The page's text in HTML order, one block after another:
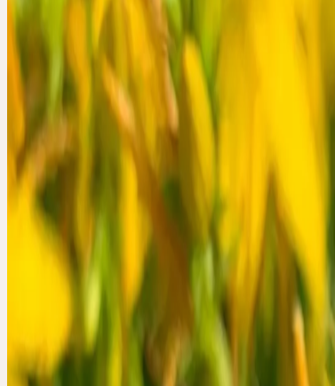
NERVEN
Dieses Seminar vermittelt, wie Heilpflanzen auf zentrale
Gesundheit – Abwehrkraft, seelische Balance und
angewendet werden können. Der Seminartag ist in zwei
gegliedert, die jeweils eine Tageshälfte füllen und
Apothekerin Dr. Stephanie Schaffer vermittelt fundiertes
Therapiekonzepte. Die TeilnehmerInnen sind herzlich
einzubringen und im kollegialen Austausch zu